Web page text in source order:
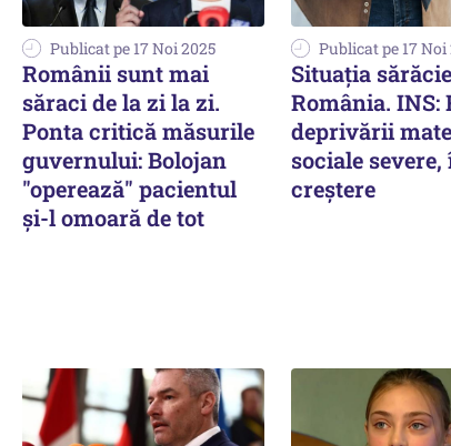
Publicat pe 17 Noi 2025
Românii sunt mai
săraci de la zi la zi.
Ponta critică măsurile
guvernului: Bolojan
"operează" pacientul
și-l omoară de tot
Publicat pe 17 Noi
Situația
România. INS:
deprivării
sociale severe,
creștere